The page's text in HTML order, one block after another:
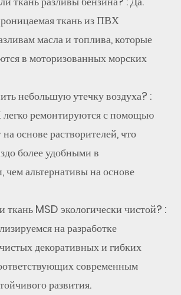
ткань из ПВХ
масла и топлива, которые
в моторизованных морских
небольшую утечку воздуха? :
ремонтируются с помощью
на основе растворителей, что
более удобными в
чем альтернативы на основе
ткань MSD экологически чистой? :
на разработке
декоративных и гибких
современным
развития.